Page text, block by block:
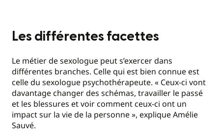
Les différentes facettes
Le métier de sexologue peut s’exercer dans
différentes branches. Celle qui est bien connue est
celle du sexologue psychothérapeute. « Ceux-ci vont
davantage changer des schémas, travailler le passé
et les blessures et voir comment ceux-ci ont un
impact sur la vie de la personne », explique Amélie
Sauvé.